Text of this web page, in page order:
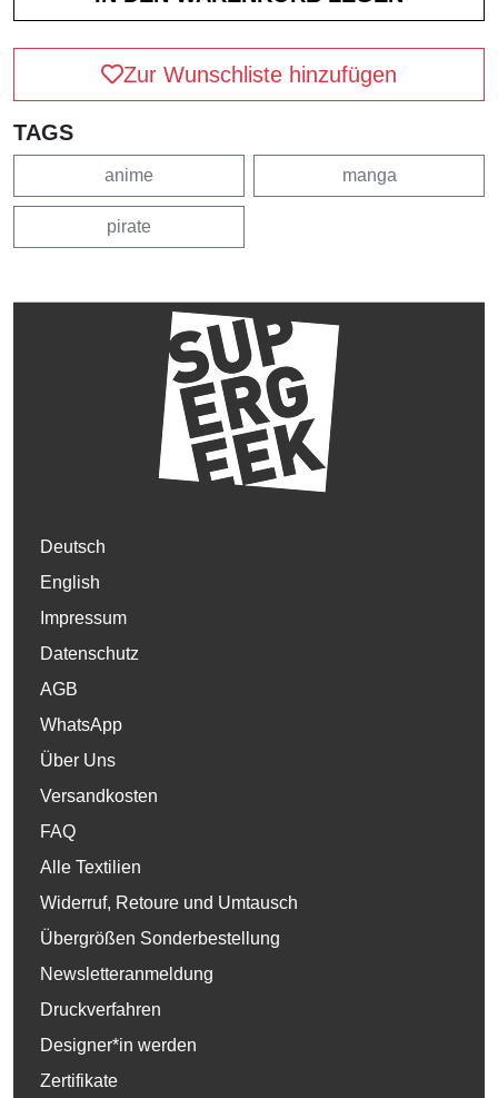
Zur Wunschliste hinzufügen
TAGS
anime manga
pirate
Deutsch
English
Impressum
Datenschutz
AGB
WhatsApp
Über Uns
Versandkosten
FAQ
Alle Textilien
Widerruf, Retoure und Umtausch
Übergrößen Sonderbestellung
Newsletteranmeldung
Druckverfahren
Designer*in werden
Zertifikate